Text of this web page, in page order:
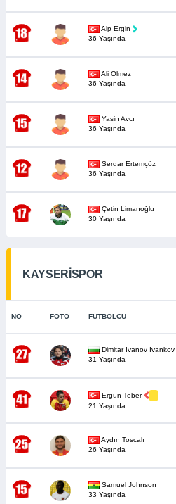
Alp Ergin
36 Yaşında
Ali Ölmez
36 Yaşında
Yasin Avcı
36 Yaşında
Serdar Ertemçöz
36 Yaşında
Çetin Limanoğlu
30 Yaşında
KAYSERİSPOR
NO FOTO FUTBOLCU
Dimitar Ivanov Ivankov
31 Yaşında
Ergün Teber
21 Yaşında
Aydın Toscalı
26 Yaşında
Samuel Johnson
33 Yaşında